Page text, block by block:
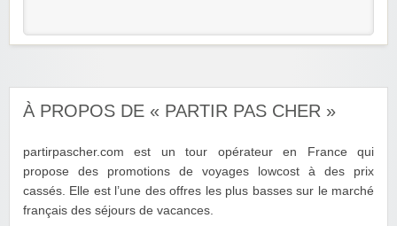
À PROPOS DE « PARTIR PAS CHER »
partirpascher.com est un tour opérateur en France qui
propose des promotions de voyages lowcost à des prix
cassés. Elle est l’une des offres les plus basses sur le marché
français des séjours de vacances.